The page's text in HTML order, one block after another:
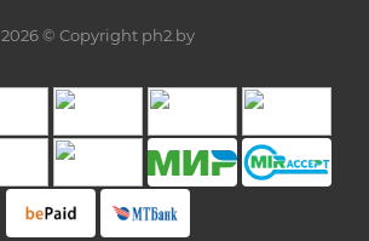
2026 © Copyright ph2.by